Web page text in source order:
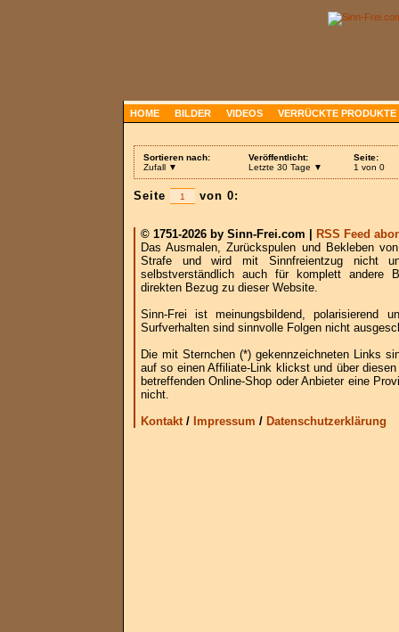
HOME BILDER VIDEOS VERRÜCKTE PRODUKTE
Sortieren nach:
Zufall ▼
Veröffentlicht:
Letzte 30 Tage ▼
Seite:
1 von 0
Seite von 0:
© 1751-2026 by Sinn-Frei.com |
RSS Feed
Das Ausmalen, Zurückspulen und Bekleben
Strafe und wird mit Sinnfreientzug nicht
selbstverständlich auch für komplett andere
direkten Bezug zu dieser Website.
Sinn-Frei ist meinungsbildend, polarisierend
Surfverhalten sind sinnvolle Folgen nicht
Die mit Sternchen (*) gekennzeichneten Links
auf so einen Affiliate-Link klickst und über
betreffenden Online-Shop oder Anbieter eine
nicht.
Kontakt/ Impressum / Datenschutzerklärung